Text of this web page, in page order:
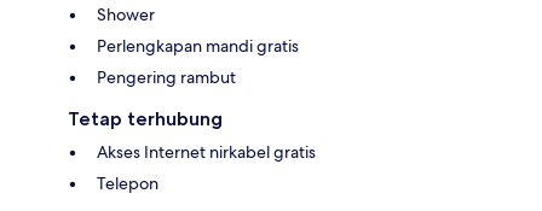
Shower
Perlengkapan mandi gratis
Pengering rambut
Tetap terhubung
Akses Internet nirkabel gratis
Telepon